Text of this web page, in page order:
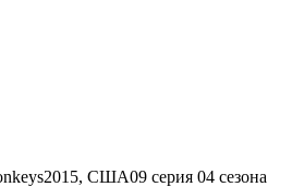
2015, США09 серия 04 сезона